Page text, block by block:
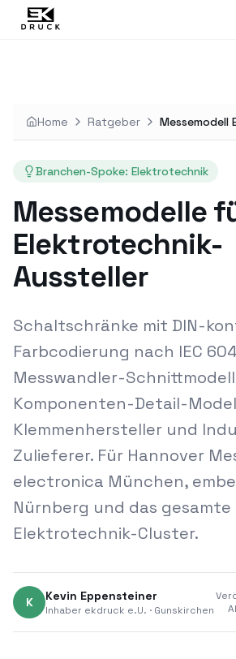
Home Ratgeber Messemodell
Branchen-Spoke: Elektrotechnik
Messemodelle
Elektrotechnik-
Aussteller
Schaltschränke mit DIN-
Farbcodierung nach IEC
Messwandler-
Komponenten-Detail-
Klemmenhersteller und
Zulieferer. Für Hannover
electronica München,
Nürnberg und das gesamte
Elektrotechnik-Cluster.
K Kevin Eppensteiner
Inhaber ekdruck e.U. · Gunskirchen